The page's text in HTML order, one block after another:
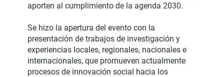
aporten al cumplimiento de la agenda 2030.
Se hizo la apertura del evento con la
presentación de trabajos de investigación y
experiencias locales, regionales, nacionales e
internacionales, que promueven actualmente
procesos de innovación social hacia los